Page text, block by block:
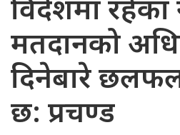
विदेशमा रहेका
मतदानको
दिनेबारे
छ: प्रचण्ड